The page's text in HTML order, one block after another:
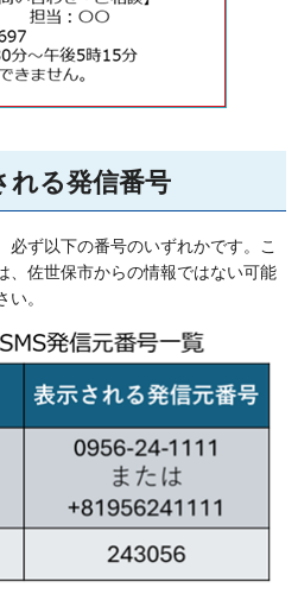
れる発信番号
必ず以下の番号のいずれかです。こ
、佐世保市からの情報ではない可能
。